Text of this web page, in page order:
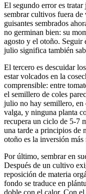
El segundo error es
sembrar cultivos fuera de
guisantes sembrados
no germinan bien: su
agosto y el otoño. Seguir
julio significa también
El tercero es descuidar
estar volcados en la
comprensible: entre
el semillero de coles
julio no hay semillero, en
valga, y ninguna planta
recupera un ciclo de 5-7
una tarde a principios de
otoño es la inversión
Por último, sembrar en
Después de un cultivo
reposición de materia
fondo se traduce en
doble con el calor. Con